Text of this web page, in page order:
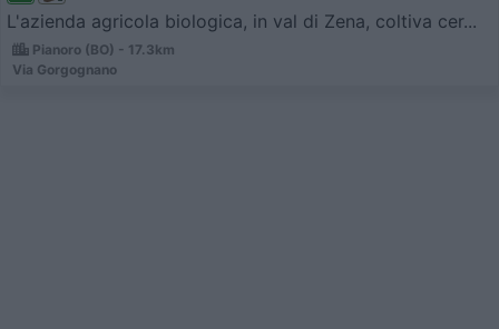
L'azienda agricola biologica, in val di Zena, coltiva cer...
Pianoro (BO) - 17.3km
Via Gorgognano